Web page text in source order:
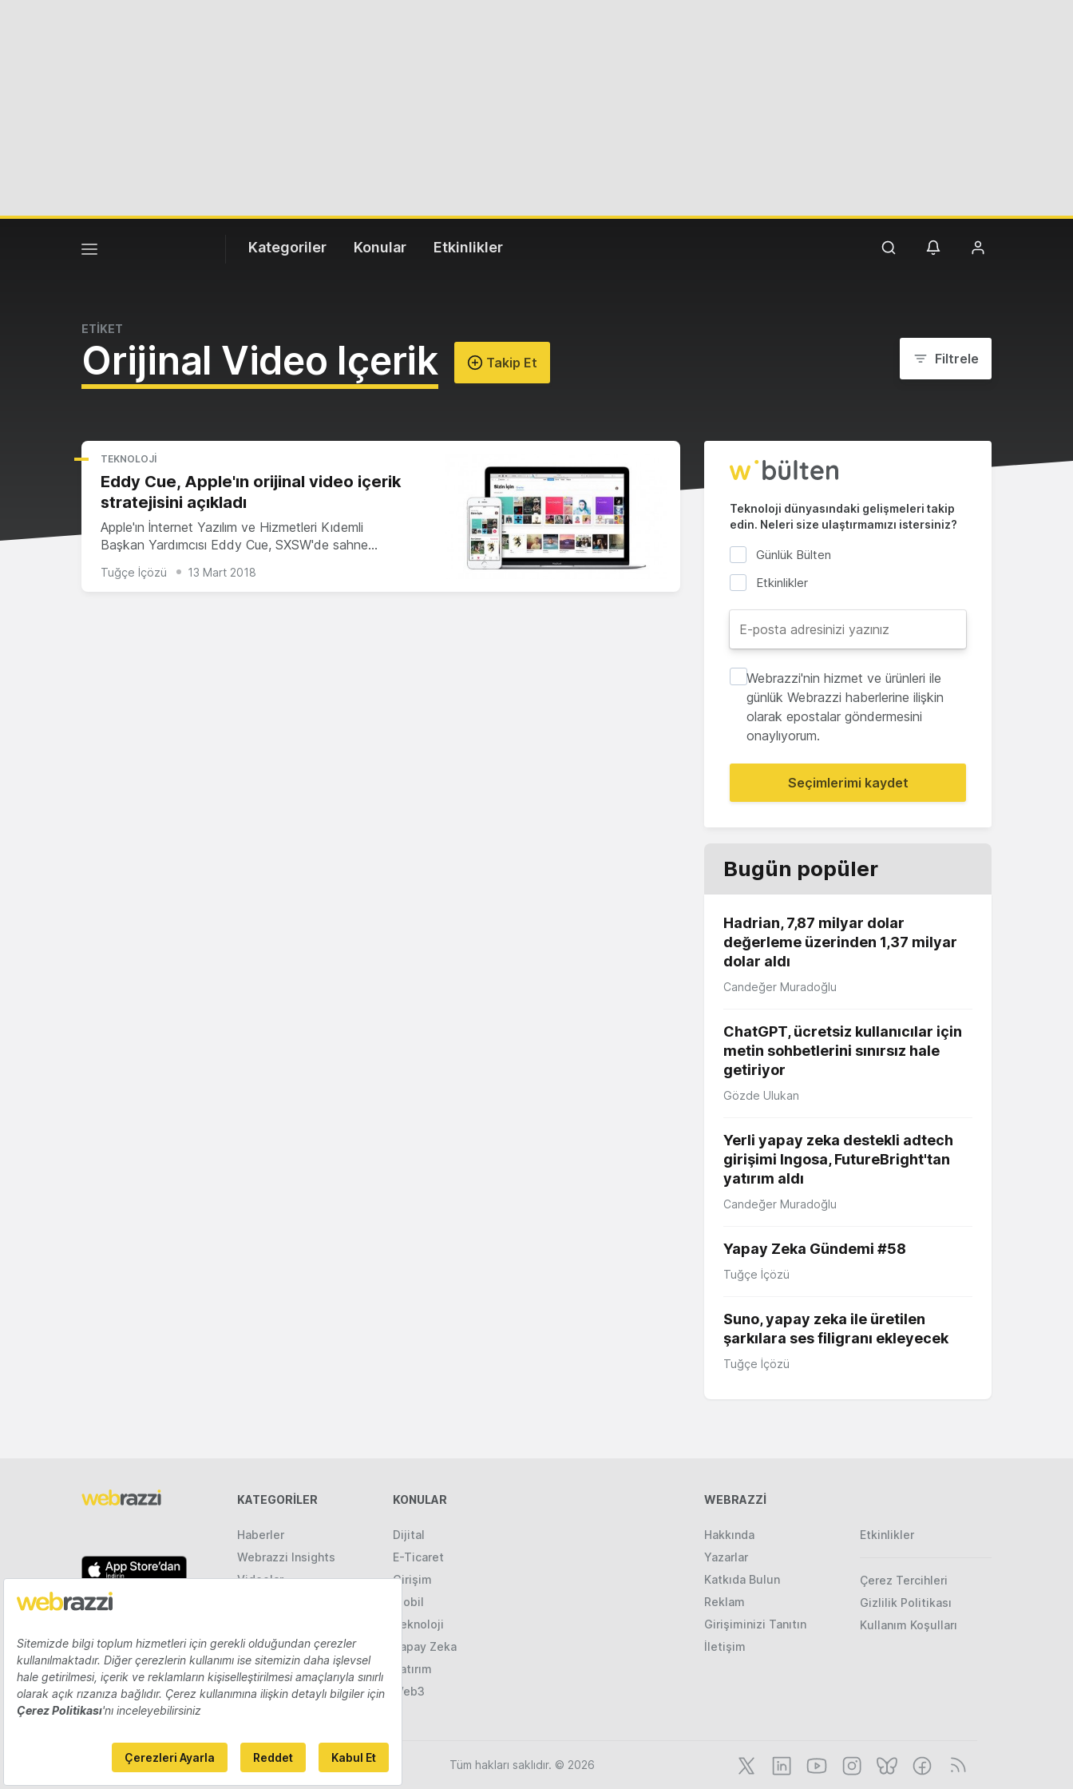
Kategoriler Konular Etkinlikler
ETİKET
Orijinal Video Içerik Takip Et Filtrele
TEKNOLOJI
Eddy Cue, Apple'ın orijinal video içerik
stratejisini açıkladı
Apple'ın İnternet Yazılım ve Hizmetleri Kıdemli
Başkan Yardımcısı Eddy Cue, SXSW'de sahne…
Tuğçe İçözü 13 Mart 2018
Teknoloji dünyasındaki gelişmeleri takip
edin. Neleri size ulaştırmamızı istersiniz?
Günlük Bülten
Etkinlikler
Webrazzi'nin hizmet ve ürünleri ile
günlük Webrazzi haberlerine ilişkin
olarak epostalar göndermesini
onaylıyorum.
Seçimlerimi kaydet
Bugün popüler
Hadrian, 7,87 milyar dolar
değerleme üzerinden 1,37 milyar
dolar aldı
Candeğer Muradoğlu
ChatGPT, ücretsiz kullanıcılar için
metin sohbetlerini sınırsız hale
getiriyor
Gözde Ulukan
Yerli yapay zeka destekli adtech
girişimi Ingosa, FutureBright'tan
yatırım aldı
Candeğer Muradoğlu
Yapay Zeka Gündemi #58
Tuğçe İçözü
Suno, yapay zeka ile üretilen
şarkılara ses filigranı ekleyecek
Tuğçe İçözü
KATEGORILER
Haberler
Webrazzi Insights
Videolar
KONULAR
Dijital
E-Ticaret
Girişim
Mobil
Teknoloji
Yapay Zeka
Yatırım
Web3
WEBRAZZİ
Hakkında
Yazarlar
Katkıda Bulun
Reklam
Girişiminizi Tanıtın
İletişim
Etkinlikler
Çerez Tercihleri
Gizlilik Politikası
Kullanım Koşulları
Tüm hakları saklıdır. © 2026